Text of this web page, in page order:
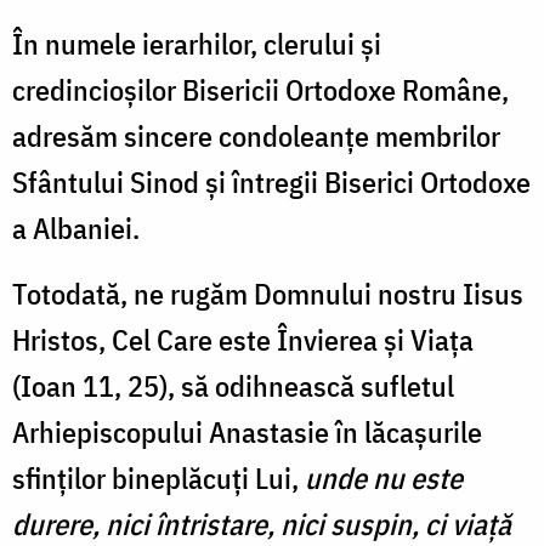
În numele ierarhilor, clerului și
credincioșilor Bisericii Ortodoxe Române,
adresăm sincere condoleanțe membrilor
Sfântului Sinod și întregii Biserici Ortodoxe
a Albaniei.
Totodată, ne rugăm Domnului nostru Iisus
Hristos, Cel Care este Învierea și Viața
(Ioan 11, 25), să odihnească sufletul
Arhiepiscopului Anastasie în lăcașurile
sfinților bineplăcuți Lui, unde nu este
durere, nici întristare, nici suspin, ci viață